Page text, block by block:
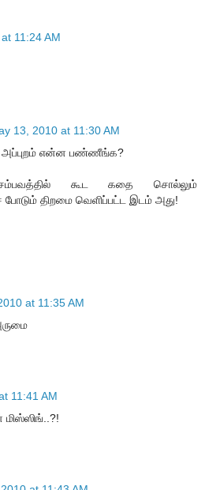
11:24 AM
13, 2010 at 11:30 AM
அப்புறம் என்ன பண்ணீங்க?
கூட கதை சொல்லும்
போடும் திறமை வெளிப்பட்ட இடம் அது!
at 11:35 AM
11:41 AM
மிஸ்ஸிங்..?!